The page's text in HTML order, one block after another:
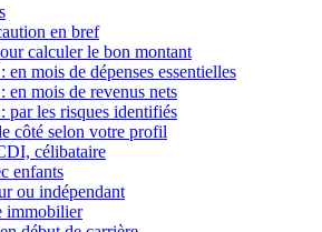
en bref
calculer le bon montant
en mois de dépenses essentielles
en mois de revenus nets
par les risques identifiés
côté selon votre profil
célibataire
enfants
ou indépendant
immobilier